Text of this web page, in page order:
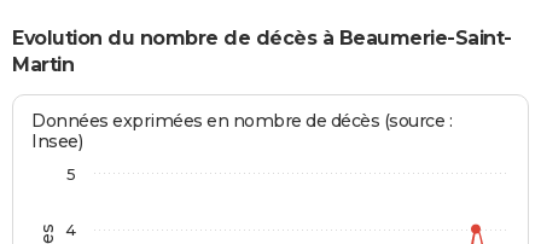
Evolution du nombre de décès à Beaumerie-Saint-
Martin
Données exprimées en nombre de décès (source :
Insee)
4
5